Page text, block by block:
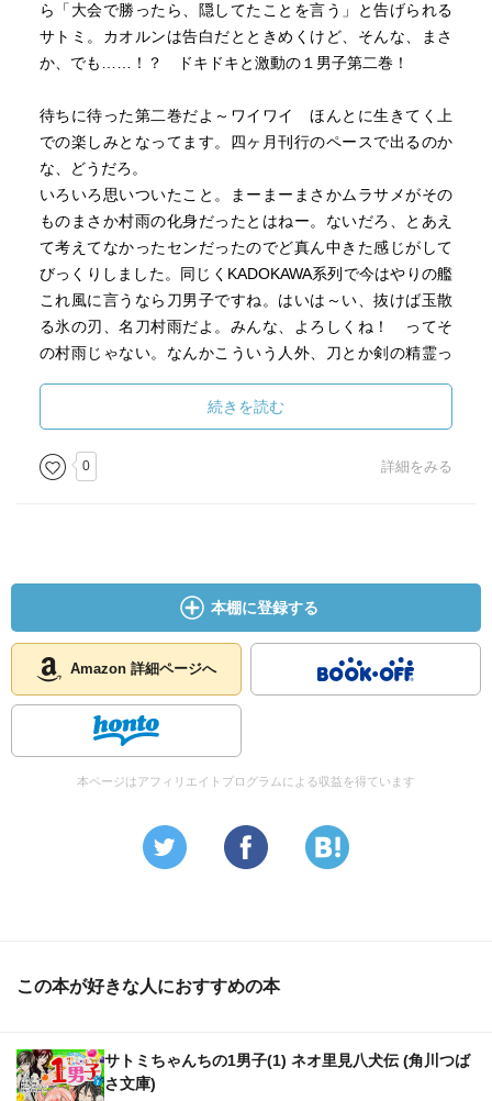
ら「大会で勝ったら、隠してたことを言う」と告げられる
サトミ。カオルンは告白だとときめくけど、そんな、まさ
か、でも……！？ ドキドキと激動の１男子第二巻！
待ちに待った第二巻だよ～ワイワイ ほんとに生きてく上
での楽しみとなってます。四ヶ月刊行のペースで出るのか
な、どうだろ。
いろいろ思いついたこと。まーまーまさかムラサメがその
ものまさか村雨の化身だったとはねー。ないだろ、とあえ
て考えてなかったセンだったのでど真ん中きた感じがして
びっくりしました。同じくKADOKAWA系列で今はやりの艦
これ風に言うなら刀男子ですね。はいは～い、抜けば玉散
る氷の刃、名刀村雨だよ。みんな、よろしくね！ ってそ
の村雨じゃない。なんかこういう人外、刀とか剣の精霊っ
のアルとか出てくるけどあれは本だし。異聞の村雨は擬獣
化だしね。ただただそうか…人外か…って思った。人外と
の恋愛のトレンドが平和に思えた児童小説界にも流れて来
たんだ（頭抱え） みたいな風になったとかならなかった
まさかのケノママに見惚れた（人´∀｀）.☆.。.：*・° 宝塚
スタァっぽいところがいい。性格豹変するところはDV夫か
ｗ と思ってゐるｗ ジョジョ第四部の由花子っぽい（初
登場辺り）とも思う。でも部活認めてくれたね。初の親子
のぶつかり合いいいね。きっとケノはこれが一番欲しかっ
たものなんだろう。どうでもいいけどケノって母子家庭っ
ぽい。元ネタの毛野からして母子家庭だし。
れも驚いた。はっはっはまたまたぁ～カオルンの行きすぎ
た勘違いでしょと思ったら帯にある通りガチだった。よく
う。はあミッチー可愛くてかっこよくて好きｺﾞﾛﾝｺﾞﾛﾝ
さてサトミはムラサメへの想いを恋と認めたけど、初恋に
なるんだけど、でもこれが恋かどうかはよくわからん、と
続きを読む
0 詳細をみる
本棚に登録する
Amazon 詳細ページへ
本ページはアフィリエイトプログラムによる収益を得ています
この本が好きな人におすすめの本
サトミちゃんちの1男子(1) ネオ里見八犬伝 (角川つば
さ文庫)